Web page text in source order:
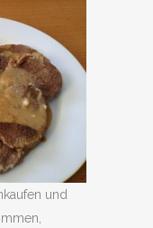
und